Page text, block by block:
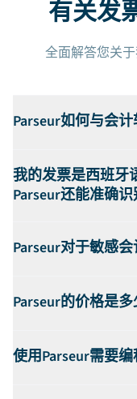
有关发
全面解答您关
Parseur如何与会计
我的发票是西班牙
Parseur还能准确识
Parseur对于敏感会
Parseur的价格是多
使用Parseur需要编